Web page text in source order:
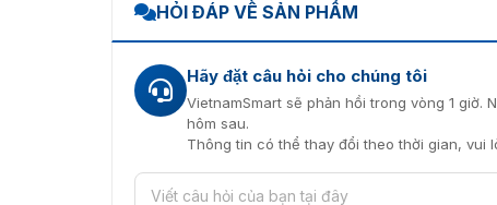
HỎI ĐÁP VỀ SẢN PHẨM
Hãy đặt câu hỏi cho chúng tôi
VietnamSmart sẽ phản hồi trong vòng 1
hôm sau.
Thông tin có thể thay đổi theo thời gian, vui